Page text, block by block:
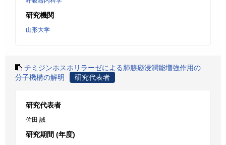
研究機関
山形大学
チミジンホスホリラーゼによる肺腺癌浸潤能増強作用の
分子機構の解明
研究代表者
研究代表者
佐田 誠
研究期間 (年度)